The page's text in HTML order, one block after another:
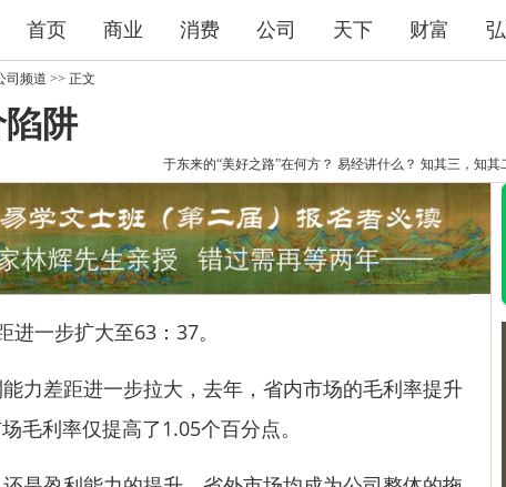
首页 商业 消费 公司 天下 财富
司频道 >> 正文
阱
于东来的“美好之路”在何方？ 易经讲什么？ 知其三，知其
一步扩大至63：37。
差距进一步拉大，去年，省内市场的毛利率提升
毛利率仅提高了1.05个百分点。